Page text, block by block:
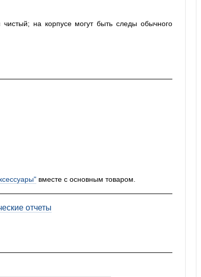
на корпусе могут быть следы обычного
вместе с основным товаром.
отчеты